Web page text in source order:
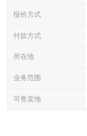
报价方式
付款方式
所在地
业务范围
可售卖地